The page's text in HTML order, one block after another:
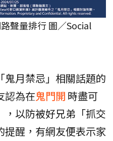
聲量排行 圖／Social
月禁忌」相關話題的
認為在鬼門開 時盡可
，以防被好兄弟「抓交
提醒，有網友便表示家